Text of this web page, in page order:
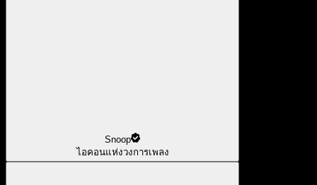
Snoop
ไอคอนแห่งวงการเพลง